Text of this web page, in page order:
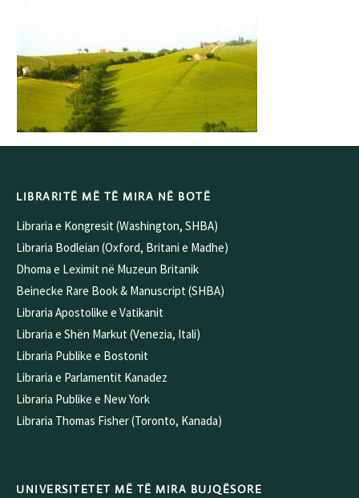
LIBRARITË MË TË MIRA NË BOTË
Libraria e Kongresit (Washington, SHBA)
Libraria Bodleian (Oxford, Britani e Madhe)
Dhoma e Leximit në Muzeun Britanik
Beinecke Rare Book & Manuscript (SHBA)
Libraria Apostolike e Vatikanit
Libraria e Shën Markut (Venezia, Itali)
Libraria Publike e Bostonit
Libraria e Parlamentit Kanadez
Libraria Publike e New York
Libraria Thomas Fisher (Toronto, Kanada)
UNIVERSITETET MË TË MIRA BUJQËSORE